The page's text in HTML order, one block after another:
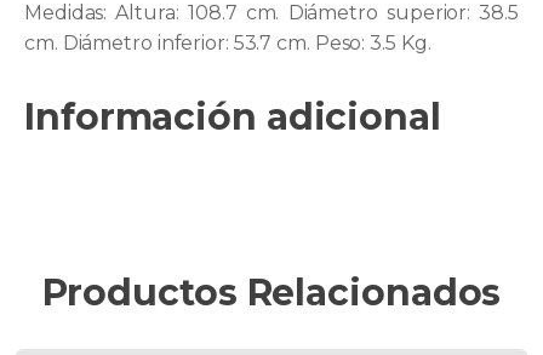
Medidas: Altura: 108.7 cm. Diámetro superior: 38.5
cm. Diámetro inferior: 53.7 cm. Peso: 3.5 Kg.
Información adicional
Productos Relacionados